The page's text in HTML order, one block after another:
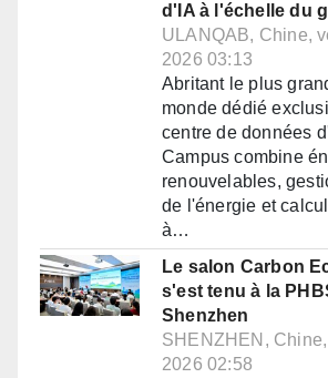
d'IA à l'échelle du
ULANQAB, Chine,
2026 03:13
Abritant le plus
monde dédié
centre de données
Campus combine
renouvelables,
de l'énergie et
à…
Le salon Carbon
s'est tenu à la
Shenzhen
SHENZHEN,
2026 02:58